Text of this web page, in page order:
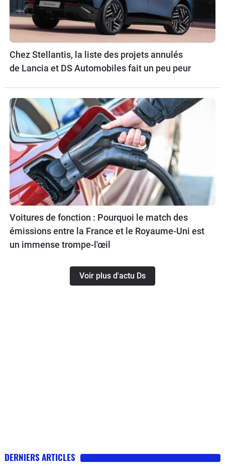
Chez Stellantis, la liste des projets annulés
de Lancia et DS Automobiles fait un peu peur
Voitures de fonction : Pourquoi le match des
émissions entre la France et le Royaume-Uni est
un immense trompe-l'œil
Voir plus d'actu Ds
DERNIERS ARTICLES